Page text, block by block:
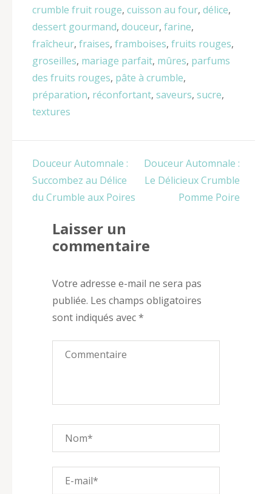
crumble fruit rouge, cuisson au four, délice,
dessert gourmand, douceur, farine,
fraîcheur, fraises, framboises, fruits rouges,
groseilles, mariage parfait, mûres, parfums
des fruits rouges, pâte à crumble,
préparation, réconfortant, saveurs, sucre,
textures
Navigation
de
l’article
Douceur Automnale :
Succombez au Délice
du Crumble aux Poires
Douceur Automnale :
Le Délicieux Crumble
Pomme Poire
Laisser un
commentaire
Votre adresse e-mail ne sera pas
publiée. Les champs obligatoires
sont indiqués avec*